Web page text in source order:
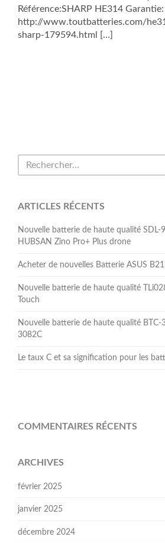
Référence:SHARP HE314
http://www.toutbatteries.com/
sharp-179594.html […]
ARTICLES RÉCENTS
Nouvelle batterie de haute qualité
HUBSAN Zino Pro+ Plus drone
Acheter de nouvelles Batterie ASUS
Nouvelle batterie de haute qualité
Touch
Nouvelle batterie de haute qualité
3082C
Le taux C et sa signification pour les
COMMENTAIRES RÉCENTS
ARCHIVES
février 2025
janvier 2025
décembre 2024